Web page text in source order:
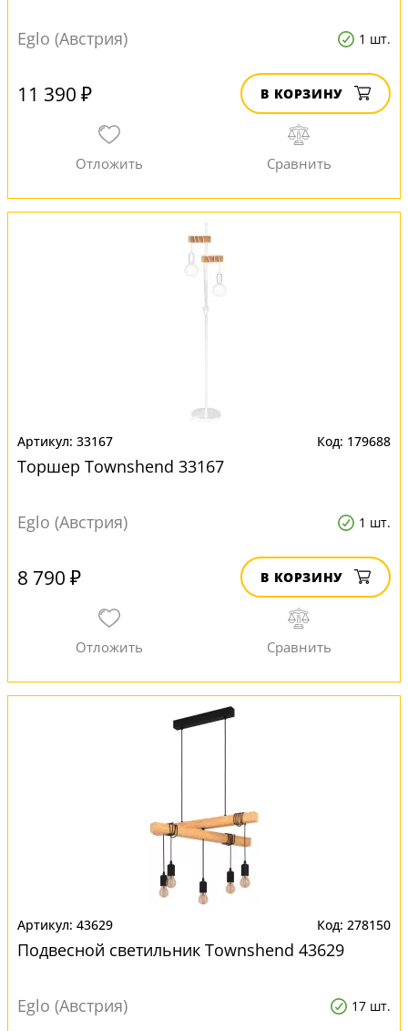
Eglo (Австрия) 1 шт.
11 390 ₽ В КОРЗИНУ
33167 179688
Торшер Townshend 33167
Eglo (Австрия) 1 шт.
8 790 ₽ В КОРЗИНУ
43629 278150
Подвесной светильник Townshend 43629
Eglo (Австрия) 17 шт.